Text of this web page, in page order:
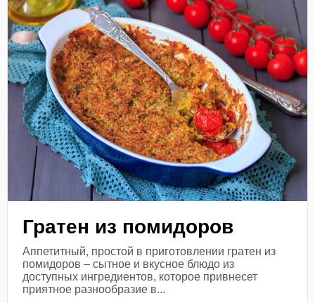
Гратен из помидоров
Аппетитный, простой в приготовлении гратен из
помидоров – сытное и вкусное блюдо из
доступных ингредиентов, которое привнесет
приятное разнообразие в...